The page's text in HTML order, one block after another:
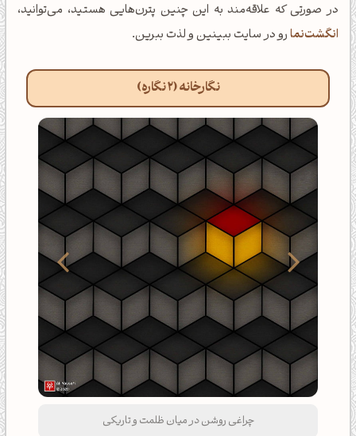
در صورتی که علاقه‌مند به این چنین پترن‌هایی هستید، می‌توانید،
انگشت‌نمارو در سایت ببینین و لذت ببرین.
نگارخانه (2 نگاره)
طرح گرافیکی خلاقانه چراغی روشن در میان ظلمت و تاریکی | پترن